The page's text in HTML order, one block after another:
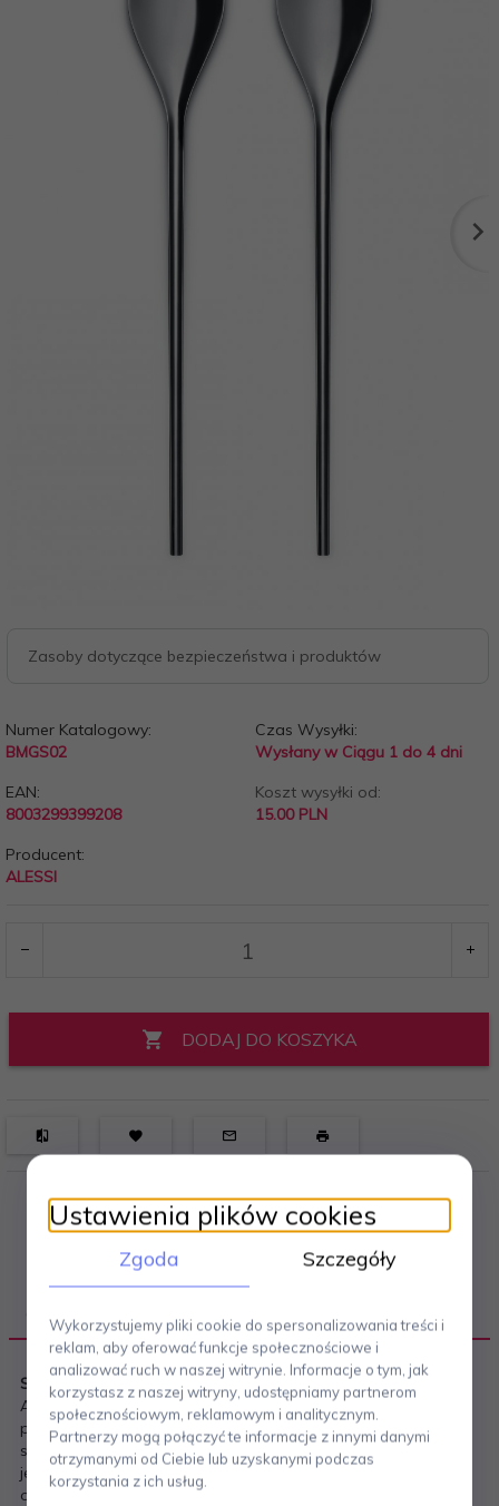
Zasoby dotyczące bezpieczeństwa i produktów
Numer Katalogowy:
BMGS02
Czas Wysyłki:
Wysłany w Ciągu 1 do 4 dni
EAN:
8003299399208
Koszt wysyłki od:
15.00 PLN
Producent:
ALESSI
DODAJ DO KOSZYKA
OPIS PRODUKTU
Sztućce do sałaty HUMAN COLLECTION
, zaprojektowane dla
Alessi przez duet
Bruno Moretti i Guy Savoy , są wyjątkowym
przykładem projektu, w którym pasja do gotowania
spotyka
się z najlepszym designem . Kolekcja powstała z inspiracji
jedzeniem – jedną z najważniejszych potrzeb człowieka –
oraz kulturą i obyczajami, które potrawy odzwierciedlają.
Ustawienia plików cookies
Zgoda Szczegóły
Wykorzystujemy pliki cookie do spersonalizowania treści i
reklam, aby oferować funkcje społecznościowe i
analizować ruch w naszej witrynie. Informacje o tym, jak
korzystasz z naszej witryny, udostępniamy partnerom
społecznościowym, reklamowym i analitycznym.
Partnerzy mogą połączyć te informacje z innymi danymi
otrzymanymi od Ciebie lub uzyskanymi podczas
korzystania z ich usług.